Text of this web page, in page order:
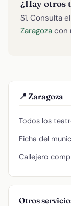
¿Hay otros
Sí. Consulta el
Zaragoza con
📍 Zaragoza
Todos los
Ficha del
Callejero
Otros